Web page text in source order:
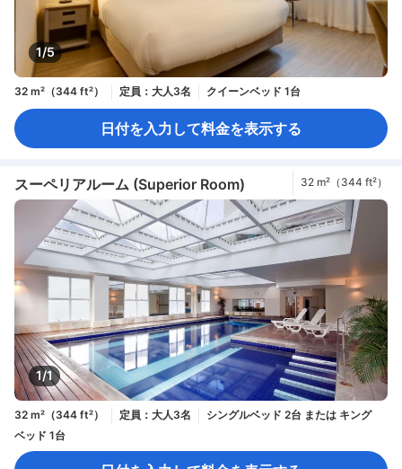
1/5
32 m²（344 ft²） 定員：大人3名 クイーンベッド 1台
日付を入力して料金を表示する
スーペリアルーム (Superior Room) 32 m²（344 ft²）
1/1
32 m²（344 ft²） 定員：大人3名
シングルベッド 2台 または キング
ベッド 1台